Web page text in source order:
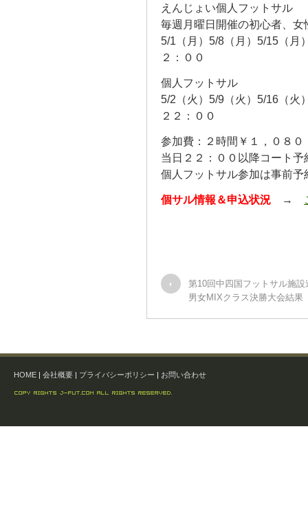
えんじょい個人フットサル
毎週月曜日開催の初心者、
5/1（月）5/8（月）5/15（月
２：００
個人フットサル
5/2（火）5/9（火）5/16（火
２２：００
参加費：２時間￥１，０８０
当日２２：００以降コート
個人フットサル参加は事前
個サル情報＆申込状況 →
第10回中四国フットサル施設
男女MIXクラス決勝大会結果
HOME | 会社概要 | プライバシーポリシー | お問い合わせ